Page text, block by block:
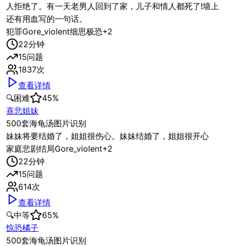
人拒绝了。有一天老男人回到了家，儿子和情人都死了!墙上
还有用血写的一句话。
犯罪Gore_violent细思极恐+2
22分钟
15问题
1837次
查看详情
🔍困难 45%
喜悲姐妹
500套海龟汤图片识别
妹妹将要结婚了，姐姐很伤心。妹妹结婚了，姐姐很开心
家庭悲剧结局Gore_violent+2
22分钟
15问题
614次
查看详情
🔍中等 65%
惊恐橘子
500套海龟汤图片识别